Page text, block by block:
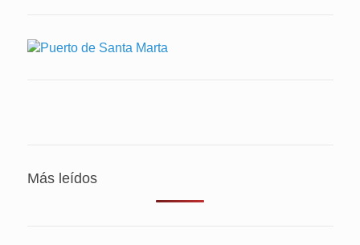
Más leídos